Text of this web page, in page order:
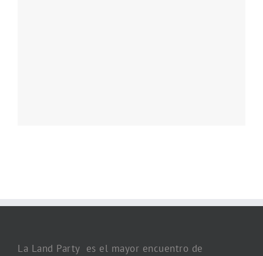
La Land Party es el mayor encuentro de